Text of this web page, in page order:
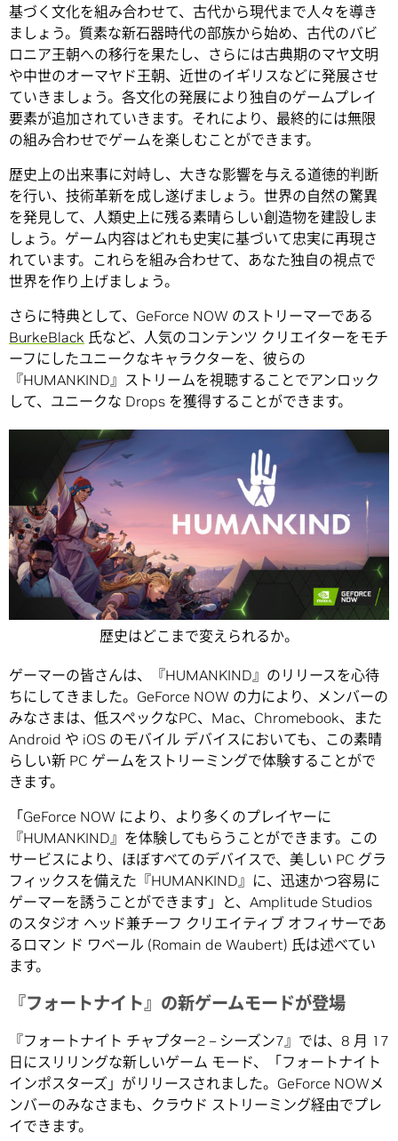
基づく文化を組み合わせて、古代から現代まで人々を導き
ましょう。質素な新石器時代の部族から始め、古代のバビ
ロニア王朝への移行を果たし、さらには古典期のマヤ文明
や中世のオーマヤド王朝、近世のイギリスなどに発展させ
ていきましょう。各文化の発展により独自のゲームプレイ
要素が追加されていきます。それにより、最終的には無限
の組み合わせでゲームを楽しむことができます。
歴史上の出来事に対峙し、大きな影響を与える道徳的判断
を行い、技術革新を成し遂げましょう。世界の自然の驚異
を発見して、人類史上に残る素晴らしい創造物を建設しま
しょう。ゲーム内容はどれも史実に基づいて忠実に再現さ
れています。これらを組み合わせて、あなた独自の視点で
世界を作り上げましょう。
さらに特典として、GeForce NOW のストリーマーである
BurkeBlack 氏など、人気のコンテンツ クリエイターをモチ
ーフにしたユニークなキャラクターを、彼らの
『HUMANKIND』ストリームを視聴することでアンロック
して、ユニークな Drops を獲得することができます。
歴史はどこまで変えられるか。
ゲーマーの皆さんは、『HUMANKIND』のリリースを心待
ちにしてきました。GeForce NOW の力により、メンバーの
みなさまは、低スペックなPC、Mac、Chromebook、また
Android や iOS のモバイル デバイスにおいても、この素晴
らしい新 PC ゲームをストリーミングで体験することがで
きます。
「GeForce NOW により、より多くのプレイヤーに
『HUMANKIND』を体験してもらうことができます。この
サービスにより、ほぼすべてのデバイスで、美しい PC グラ
フィックスを備えた『HUMANKIND』に、迅速かつ容易に
ゲーマーを誘うことができます」と、Amplitude Studios
のスタジオ ヘッド兼チーフ クリエイティブ オフィサーであ
るロマン ド ワベール (Romain de Waubert) 氏は述べてい
ます。
『フォートナイト』の新ゲームモードが登場
『フォートナイト チャプター2 – シーズン7』では、8 月 17
日にスリリングな新しいゲーム モード、「フォートナイト
インポスターズ」がリリースされました。GeForce NOWメ
ンバーのみなさまも、クラウド ストリーミング経由でプレ
イできます。